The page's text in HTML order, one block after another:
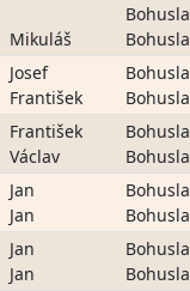
Mikuláš
Josef
František
František
Václav
Jan
Jan
Jan
Jan